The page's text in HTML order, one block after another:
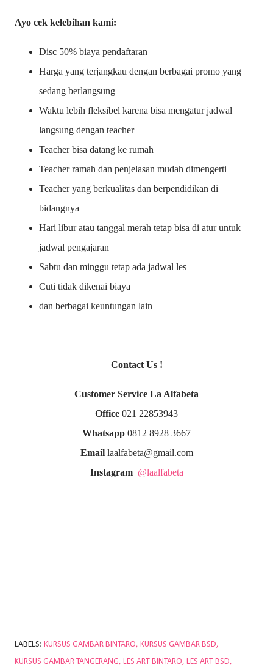
Ayo cek kelebihan kami:
Disc 50% biaya pendaftaran
Harga yang terjangkau dengan berbagai promo yang
sedang berlangsung
Waktu lebih fleksibel karena bisa mengatur jadwal
langsung dengan teacher
Teacher bisa datang ke rumah
Teacher ramah dan penjelasan mudah dimengerti
Teacher yang berkualitas dan berpendidikan di
bidangnya
Hari libur atau tanggal merah tetap bisa di atur untuk
jadwal pengajaran
Sabtu dan minggu tetap ada jadwal les
Cuti tidak dikenai biaya
dan berbagai keuntungan lain
Contact Us !
Customer Service La Alfabeta
Office 021 22853943
Whatsapp 0812 8928 3667
Emaillaalfabeta@gmail.com
Instagram @laalfabeta
LABELS: KURSUS GAMBAR BINTARO
KURSUS GAMBAR BSD
KURSUS GAMBAR TANGERANG
LES ART BINTARO LES ART BSD